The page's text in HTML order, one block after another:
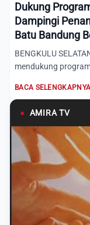
Dukung
Dampingi
Batu Bandung
BENGKULU
mendukung
BACA
● AMIRA TV